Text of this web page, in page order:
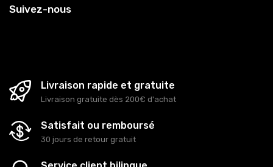
Suivez-nous
Livraison rapide et gratuite
Livraison gratuite dès 200€ d'achat
Satisfait ou remboursé
30 jours de retour gratuit